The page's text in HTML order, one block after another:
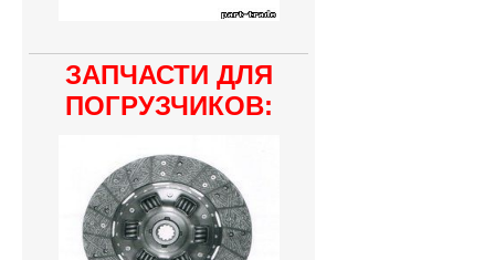
ЗАПЧАСТИ ДЛЯ
ПОГРУЗЧИКОВ: